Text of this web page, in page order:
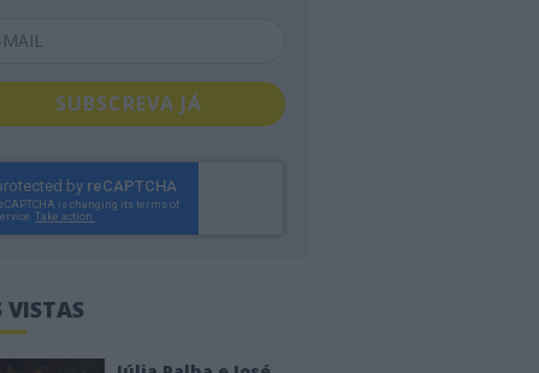
SUBSCREVA JÁ
VISTAS